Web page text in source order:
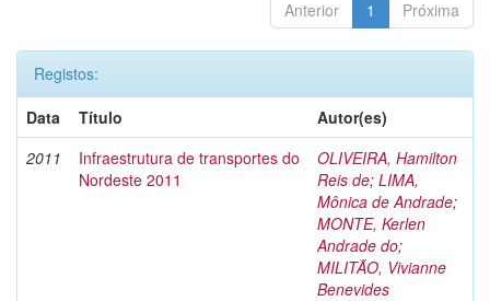
Anterior 1 Próxima
Registos:
Data
Título
Autor(es)
2011
Infraestrutura de transportes do
Nordeste 2011
OLIVEIRA, Hamilton
Reis de; LIMA,
Mônica de Andrade;
MONTE, Kerlen
Andrade do;
MILITÃO, Vivianne
Benevides